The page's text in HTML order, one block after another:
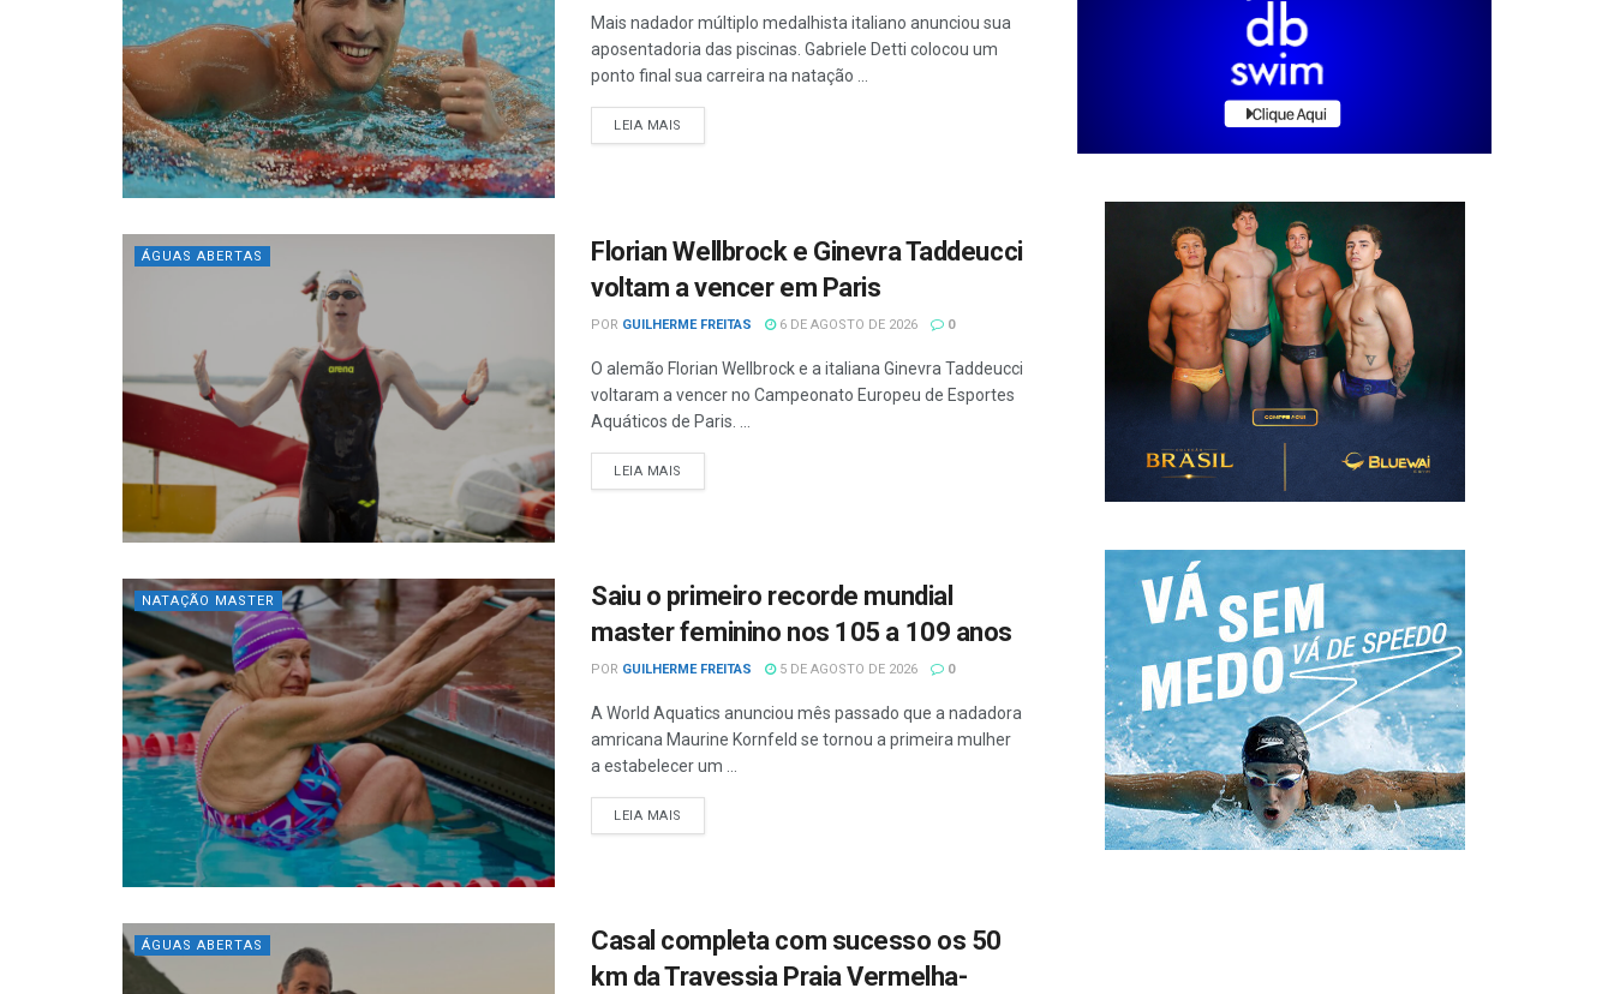
Mais nadador múltiplo medalhista italiano anunciou sua
aposentadoria das piscinas. Gabriele Detti colocou um
ponto final sua carreira na natação ...
LEIA MAIS
ÁGUAS ABERTAS
Florian Wellbrock e Ginevra Taddeucci
voltam a vencer em Paris
POR GUILHERME FREITAS 6 DE AGOSTO DE 2026 0
O alemão Florian Wellbrock e a italiana Ginevra Taddeucci
voltaram a vencer no Campeonato Europeu de Esportes
Aquáticos de Paris. ...
LEIA MAIS
NATAÇÃO MASTER
Saiu o primeiro recorde mundial
master feminino nos 105 a 109 anos
POR GUILHERME FREITAS 5 DE AGOSTO DE 2026 0
A World Aquatics anunciou mês passado que a nadadora
amricana Maurine Kornfeld se tornou a primeira mulher
a estabelecer um ...
LEIA MAIS
ÁGUAS ABERTAS
Casal completa com sucesso os 50
km da Travessia Praia Vermelha-